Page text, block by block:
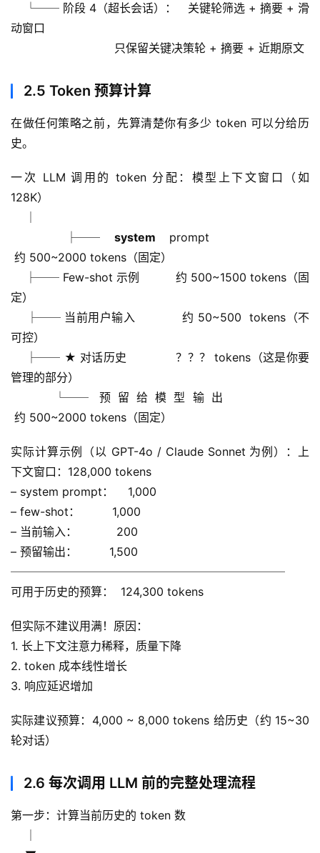
└── 阶段 4（超长会话）：   关键轮筛选 + 摘要 + 滑
动窗口
只保留关键决策轮 + 摘要 + 近期原文
2.5 Token 预算计算
在做任何策略之前，先算清楚你有多少 token 可以分给历
史。
一次 LLM 调用的 token 分配：模型上下文窗口（如
128K）
├── system prompt
约 500~2000 tokens（固定）
├── Few-shot 示例          约 500~1500 tokens（固
定）
├── 当前用户输入            约 50~500  tokens（不
可控）
├── ★ 对话历史             ？？？ tokens（这是你要
管理的部分）
└── 预留给模型输出
约 500~2000 tokens（固定）
实际计算示例（以 GPT-4o / Claude Sonnet 为例）：上
下文窗口：128,000 tokens
– system prompt：    1,000
– few-shot：         1,000
– 当前输入：           200
– 预留输出：         1,500
────────────────────────
可用于历史的预算：  124,300 tokens
但实际不建议用满！原因：
1. 长上下文注意力稀释，质量下降
2. token 成本线性增长
3. 响应延迟增加
实际建议预算：4,000 ~ 8,000 tokens 给历史（约 15~30
轮对话）
2.6 每次调用 LLM 前的完整处理流程
第一步：计算当前历史的 token 数